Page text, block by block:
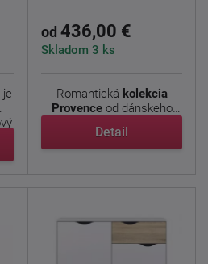
je
od 436,00 €
Skladom 3 ks
Romantická kolekcia
Provenceod dánskeho
Detail